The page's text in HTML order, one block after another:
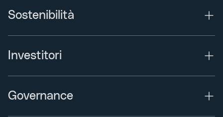
Sostenibilità
Investitori
Governance